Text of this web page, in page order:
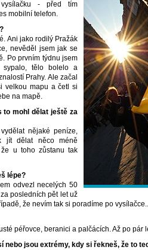
- před tím
mobilní telefon.
Ani jako rodilý Pražák
nevěděl jsem jak se
Po prvním týdnu jsem
tělo bolelo a
Prahy. Ale začal
velkou mapu a četl si
na mapě.
to mohl dělat ještě za
nějaké peníze,
jít dělat něco méně
u toho zůstanu tak
lépe?
odvezl necelých 50
posledních pět let už
že nevím tak si poradíme po vysílačce...
péřovce, beranici a palčácích. Až po pár
nebo jsou extrémy, kdy si řekneš, že to